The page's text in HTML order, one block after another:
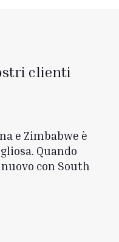
clienti
e Zimbabwe è
Quando
con South